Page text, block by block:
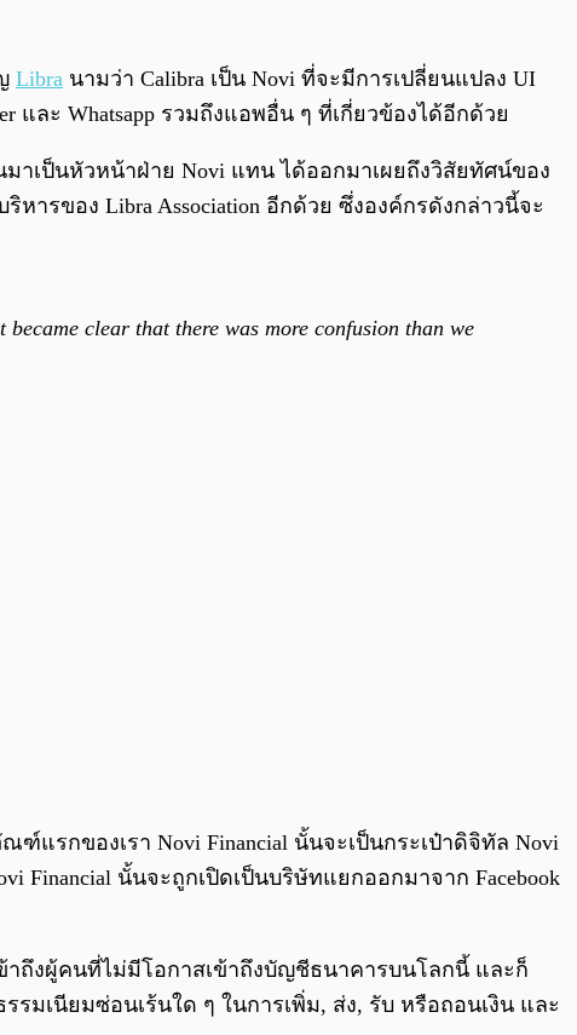
0:00 0:00
Libra นามว่า Calibra เป็น Novi ที่จะมีการเปลี่ยนแปลง UI
และ Whatsapp รวมถึงแอพอื่น ๆ ที่เกี่ยวข้องได้อีกด้วย
มาเป็นหัวหน้าฝ่าย Novi แทน ได้ออกมาเผยถึงวิสัยทัศน์ของ
ารของ Libra Association อีกด้วย ซึ่งองค์กรดังกล่าวนี้จะ
became clear that there was more confusion than we
แรกของเรา Novi Financial นั้นจะเป็นกระเป๋าดิจิทัล Novi
Financial นั้นจะถูกเปิดเป็นบริษัทแยกออกมาจาก Facebook
าถึงผู้คนที่ไม่มีโอกาสเข้าถึงบัญชีธนาคารบนโลกนี้ และก็
มเนียมซ่อนเร้นใด ๆ ในการเพิ่ม, ส่ง, รับ หรือถอนเงิน และ